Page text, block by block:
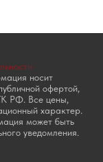
носит
офертой,
РФ. Все цены,
характер.
может быть
уведомления.